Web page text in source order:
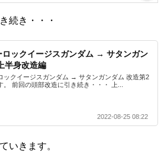
続き・・・
ロックイージスガンダム → サタンガン
半身改造編
ックイージスガンダム → サタンガンダム 改造第2
。 前回の頭部改造に引き続き・・・ 上...
2022-08-25 08:22
いきます。